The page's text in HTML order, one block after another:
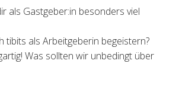
als Gastgeber:in besonders viel
tibits als Arbeitgeberin begeistern?
Was sollten wir unbedingt über